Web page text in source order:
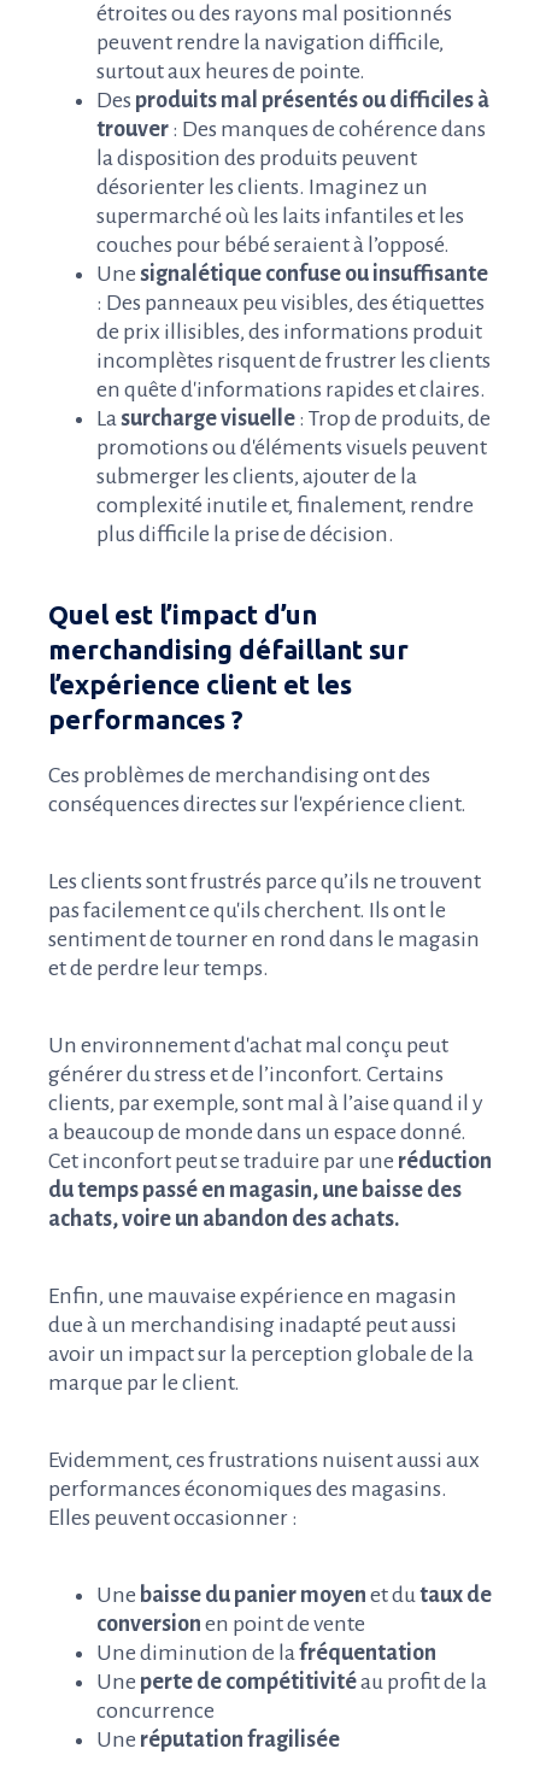
étroites ou des rayons mal positionnés
peuvent rendre la navigation difficile,
surtout aux heures de pointe.
Des produits mal présentés ou difficiles à
trouver : Des manques de cohérence dans
la disposition des produits peuvent
désorienter les clients. Imaginez un
supermarché où les laits infantiles et les
couches pour bébé seraient à l’opposé.
Une signalétique confuse ou insuffisante
: Des panneaux peu visibles, des étiquettes
de prix illisibles, des informations produit
incomplètes risquent de frustrer les clients
en quête d'informations rapides et claires.
Lasurcharge visuelle : Trop de produits, de
promotions ou d'éléments visuels peuvent
submerger les clients, ajouter de la
complexité inutile et, finalement, rendre
plus difficile la prise de décision.
Quel est l’impact d’un
merchandising défaillant sur
l’expérience client et les
performances ?
Ces problèmes de merchandising ont des
conséquences directes sur l'expérience client.
Les clients sont frustrés parce qu’ils ne trouvent
pas facilement ce qu'ils cherchent. Ils ont le
sentiment de tourner en rond dans le magasin
et de perdre leur temps.
Un environnement d'achat mal conçu peut
générer du stress et de l’inconfort. Certains
clients, par exemple, sont mal à l’aise quand il y
a beaucoup de monde dans un espace donné.
Cet inconfort peut se traduire par une réduction
du temps passé en magasin, une baisse des
achats, voire un abandon des achats.
Enfin, une mauvaise expérience en magasin
due à un merchandising inadapté peut aussi
avoir un impact sur la perception globale de la
marque par le client.
Evidemment, ces frustrations nuisent aussi aux
performances économiques des magasins.
Elles peuvent occasionner :
Une baisse du panier moyen et dutaux de
conversion en point de vente
Une diminution de lafréquentation
Une perte de compétitivitéau profit de la
concurrence
Une réputation fragilisée